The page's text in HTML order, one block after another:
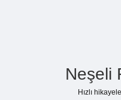
Neşeli
Hızlı